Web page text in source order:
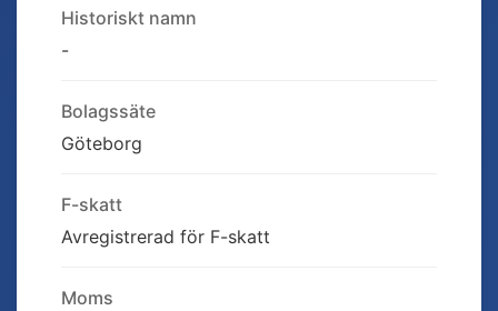
Historiskt namn
-
Bolagssäte
Göteborg
F-skatt
Avregistrerad för F-skatt
Moms